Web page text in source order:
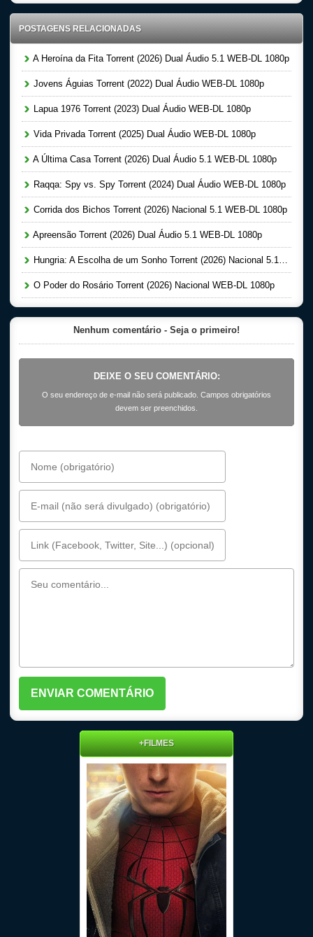
POSTAGENS RELACIONADAS
A Heroína da Fita Torrent (2026) Dual Áudio 5.1 WEB-DL 1080p
Jovens Águias Torrent (2022) Dual Áudio WEB-DL 1080p
Lapua 1976 Torrent (2023) Dual Áudio WEB-DL 1080p
Vida Privada Torrent (2025) Dual Áudio WEB-DL 1080p
A Última Casa Torrent (2026) Dual Áudio 5.1 WEB-DL 1080p
Raqqa: Spy vs. Spy Torrent (2024) Dual Áudio WEB-DL 1080p
Corrida dos Bichos Torrent (2026) Nacional 5.1 WEB-DL 1080p
Apreensão Torrent (2026) Dual Áudio 5.1 WEB-DL 1080p
Hungria: A Escolha de um Sonho Torrent (2026) Nacional 5.1 WEB-DL 1080p
O Poder do Rosário Torrent (2026) Nacional WEB-DL 1080p
Nenhum comentário - Seja o primeiro!
DEIXE O SEU COMENTÁRIO:
O seu endereço de e-mail não será publicado. Campos obrigatórios
devem ser preenchidos.
+FILMES